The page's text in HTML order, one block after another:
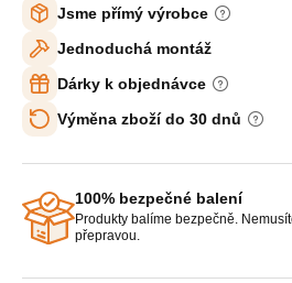
Jsme přímý výrobce
Jednoduchá montáž
Dárky k objednávce
Výměna zboží do 30 dnů
100% bezpečné balení
Produkty balíme bezpečně.
přepravou.